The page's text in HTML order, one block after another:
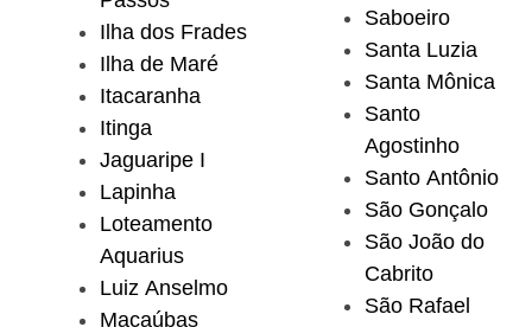
Ilha dos Frades
Ilha de Maré
Itacaranha
Itinga
Jaguaripe I
Lapinha
Loteamento
Aquarius
Luiz Anselmo
Macaúbas
Saboeiro
Santa Luzia
Santa Mônica
Santo
Agostinho
Santo Antônio
São Gonçalo
São João do
Cabrito
São Rafael